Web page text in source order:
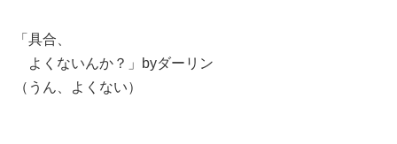
「具合、
よくないんか？」byダーリン
（うん、よくない）